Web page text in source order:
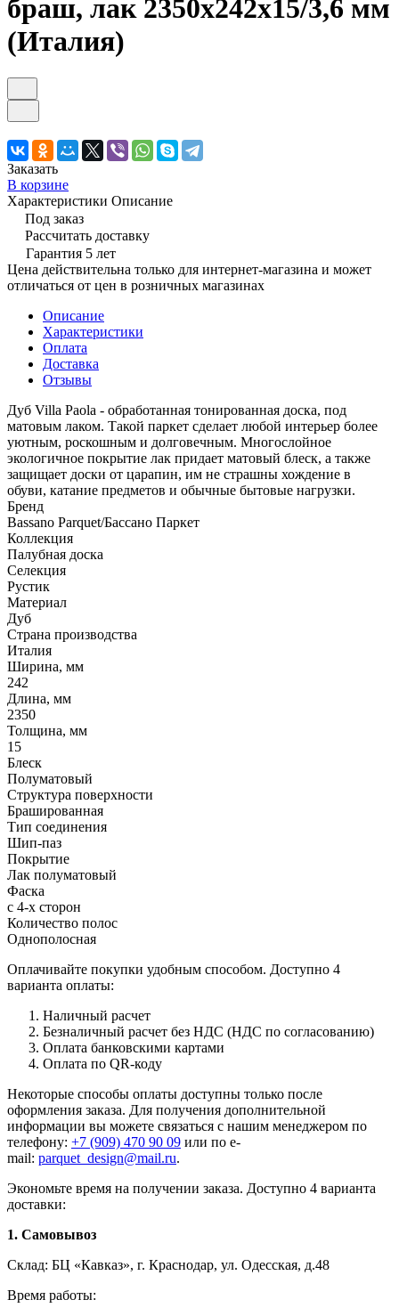
браш, лак 2350х242х15/3,6 мм
(Италия)
Заказать
В корзине
Характеристики Описание
Под заказ
Рассчитать доставку
Гарантия 5 лет
Цена действительна только для интернет-магазина и может
отличаться от цен в розничных магазинах
Описание
Характеристики
Оплата
Доставка
Отзывы
Дуб Villa Paola - обработанная тонированная доска, под
матовым лаком. Такой паркет сделает любой интерьер более
уютным, роскошным и долговечным. Многослойное
экологичное покрытие лак придает матовый блеск, а также
защищает доски от царапин, им не страшны хождение в
обуви, катание предметов и обычные бытовые нагрузки.
Бренд
Bassano Parquet/Бассано Паркет
Коллекция
Палубная доска
Селекция
Рустик
Материал
Дуб
Страна производства
Италия
Ширина, мм
242
Длина, мм
2350
Толщина, мм
15
Блеск
Полуматовый
Структура поверхности
Брашированная
Тип соединения
Шип-паз
Покрытие
Лак полуматовый
Фаска
с 4-х сторон
Количество полос
Однополосная
Оплачивайте покупки удобным способом. Доступно 4
варианта оплаты:
Наличный расчет
Безналичный расчет без НДС (НДС по согласованию)
Оплата банковскими картами
Оплата по QR-коду
Некоторые способы оплаты доступны только после
оформления заказа. Для получения дополнительной
информации вы можете связаться с нашим менеджером по
телефону: +7 (909) 470 90 09 или по e-
mail: parquet_design@mail.ru.
Экономьте время на получении заказа. Доступно 4 варианта
доставки:
1. Самовывоз
Склад: БЦ «Кавказ», г. Краснодар, ул. Одесская, д.48
Время работы: